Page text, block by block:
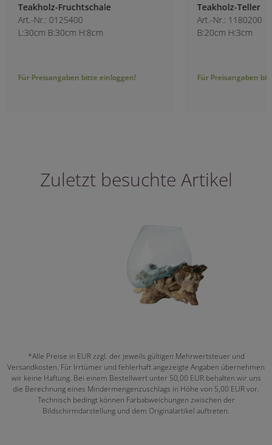
Teakholz-Fruchtschale
Art.-Nr.: 0125400
L:30cm B:30cm H:8cm
Für Preisangaben bitte einloggen!
Teakholz-Teller
Art.-Nr.: 1180200
B:20cm H:3cm
Für Preisangaben
Zuletzt besuchte Artikel
*Alle Preise in EUR zzgl. der jeweils gültigen Mehrwertsteuer und
Versandkosten. Für Irrtümer und fehlerhaft angezeigte Angaben übernehmen
wir keine Haftung. Bei einem Bestellwert unter 50,00 EUR behalten wir uns
die Berechnung eines Mindermengenzuschlags in Höhe von 5,00 EUR vor.
Technisch bedingt können Farbabweichungen zwischen der
Bildschirmdarstellung und dem Originalartikel auftreten.